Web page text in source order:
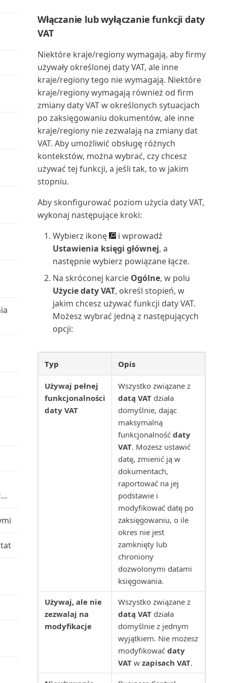
Włączanie integracji Power BI z
Business Central
Zadania administracyjne w
Business Central
Zarządzanie aplikacjami
AppSource
Zarządzanie dostępem do
Business Central
Zarządzanie integracją
Microsoft Teams z Busine...
Zarządzanie integracją OneDrive
z Business Central
Zarządzanie intencją dostępu do
bazy danych w B...
Zarządzanie magazynem przez
usuwanie dokumentów...
Zarządzanie synchronizacją
danych głównych
danych | Microsoft Docs
Zarządzanie ustawieniami i
preferencjami użytko...
Zarządzanie użytkownikami i
Łączenie z Microsoft Dataverse
Środowiska piaskownicy
Desktop do wyświe...
Tworzenie rekordów
dokumentów przychodzących
Tworzenie rekordów
dokumentów przychodzących z
Udostępnianie danych
Udostępnianie obiektów jako
usług internetowych
Udostępnianie rekordów
Business Central w Micro...
Używanie danych do tworzenia
aplikacji | Micros...
znajdowania lokalizacji ...
Używanie OCR do
przekształcania PDF w e-faktury
Używanie przepływów Power
Automate w Business C...
Używanie przepływów pracy
Wielojęzyczne aplikacje Power BI
Wprowadzanie zewnętrznych
Wybór raportów w Business
Wyszukiwanie kontaktów z
Microsoft Teams
Wyświetlanie i edytowanie w
Wyświetlanie niestandardowych
raportów Power BI
Rozszerzenie migracji danych
QuickBooks Online
Rozszerzenie Płatności i
uzgodnienia (DK)
Rozszerzenie Wyślij awizo
przelewu | Microsoft ...
Rozszerzenie Zarządzanie grupą
VAT dla Wielkiej...
Rozwiązywanie problemów z
samodzielną rejestrac...
Rozwiązywanie problemów:
Dostęp do kamery i lok...
Skrócona klawiaturowa
instrukcja obsługi: tylk...
Skróty klawiaturowe
Sortowanie, wyszukiwanie i
filtrowanie danych n...
Tworzenie użytkowników
zgodnie z licencjami
Tworzenie zakładki do strony
Udostępnianie i eksportowanie
Uruchamianie i drukowanie
raportów w Business C...
wsadowych i XMLportów
Ustawianie układu raportu
rozszerzeniem Envestnet...
Używanie Business Central z
Outlookiem
Używanie kluczy alokacji w
Lista nabywców (raport)
Lista pobrań z zapasów (raport)
Lista pojemników
magazynowych (raport)
Lista porównawcza BOM zapasu
(raport)
Lista stanowisk maszynowych
(raport)
Lista wysyłki do podwykonawcy
(raport)
Lista zadań zdolności
produkcyjnych (raport)
Lista środków trwałych (raport)
Miejsce użycia (najwyższy
poziom) (raport)
Montaż na zamówienie:
Sprzedaż: informacje (r...
Nabywca: Lista 10
najważniejszych Excel (rapor...
Nabywca: podsumowanie
zamówień (raport)
Nabywca: Saldo do dnia (raport)
Nabywca: szczegóły zamówienia
wiekowanie podsumowania (...
Nabywca: lista 10 najlepszych
Nabywca: lista sprzedaży
Nabywca: potwierdzenie
płatności (raport)
Nabywca: szczegółowy bilans
próbny (raport)
Nabywca: zestawienie obrotów i
sald (raport)
okresu (raport Power BI)
Włączanie płatności nabywców
za pomocą usług pł...
Śledzenie przesyłek
Średnia ruchoma (raport Power
księgi zapasów
Zarządzanie działaniami
magazynowymi
Śledzenie zapasów przy użyciu
numerów seryjnych...
Śledzenie zapasów ze
śledzeniem
Włączanie lub wyłączanie funkcji daty
VAT
Niektóre kraje/regiony wymagają, aby firmy
używały określonej daty VAT, ale inne
kraje/regiony tego nie wymagają. Niektóre
kraje/regiony wymagają również od firm
zmiany daty VAT w określonych sytuacjach
po zaksięgowaniu dokumentów, ale inne
kraje/regiony nie zezwalają na zmiany dat
VAT. Aby umożliwić obsługę różnych
kontekstów, można wybrać, czy chcesz
używać tej funkcji, a jeśli tak, to w jakim
stopniu.
Aby skonfigurować poziom użycia daty VAT,
wykonaj następujące kroki:
Wybierz ikonę
i wprowadź
Ustawienia księgi głównej, a
następnie wybierz powiązane łącze.
Na skróconej karcie Ogólne, w polu
Użycie daty VAT, określ stopień, w
jakim chcesz używać funkcji daty VAT.
Możesz wybrać jedną z następujących
opcji:
Typ Opis
Używaj pełnej
funkcjonalności
daty VAT
Wszystko związane z
datą VATdziała
domyślnie, dając
maksymalną
funkcjonalność daty
VAT. Możesz ustawić
datę, zmienić ją w
dokumentach,
raportować na jej
podstawie i
modyfikować datę po
zaksięgowaniu, o ile
okres nie jest
zamknięty lub
chroniony
dozwolonymi datami
księgowania.
Używaj, ale nie
zezwalaj na
modyfikacje
Wszystko związane z
datą VATdziała
domyślnie z jednym
wyjątkiem. Nie możesz
modyfikować daty
VATw zapisach VAT.